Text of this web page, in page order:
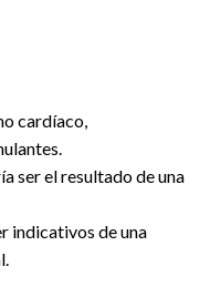
cardíaco,
ser el resultado de una
indicativos de una